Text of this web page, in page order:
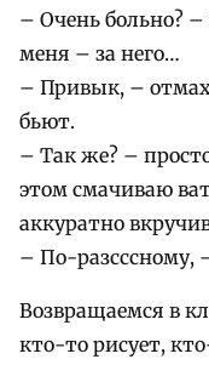
– Очень больно?
меня – за него…
– Привык, –
бьют.
– Так же? –
этом смачиваю
аккуратно
– По-разсссному,
Возвращаемся в
кто-то рисует,